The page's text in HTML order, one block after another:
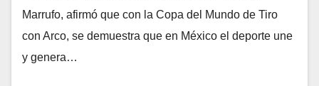
Marrufo, afirmó que con la Copa del Mundo de Tiro
con Arco, se demuestra que en México el deporte une
y genera…